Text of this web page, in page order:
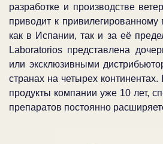
разработке и производстве
приводит к
как в Испании, так и за её
Laboratorios представлена
или эксклюзивными
странах на четырех
продукты компании уже 10 лет,
препаратов постоянно